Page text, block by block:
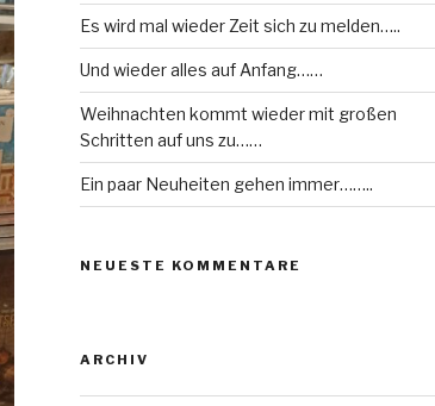
Es wird mal wieder Zeit sich zu melden…..
Und wieder alles auf Anfang……
Weihnachten kommt wieder mit großen
Schritten auf uns zu……
Ein paar Neuheiten gehen immer……..
NEUESTE KOMMENTARE
ARCHIV